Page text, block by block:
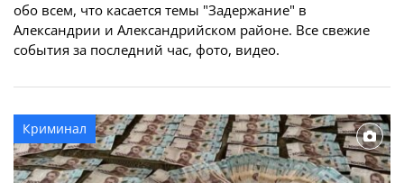
обо всем, что касается темы "Задержание" в
Александрии и Александрийском районе. Все свежие
события за последний час, фото, видео.
Криминал